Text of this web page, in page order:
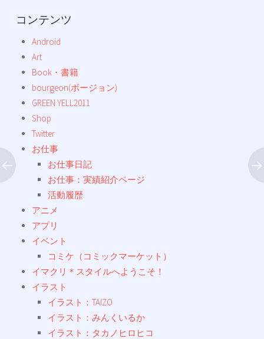
コンテンツ
Android
Art
Book・書籍
bourgeon(ボージョン)
GREEN YELL2011
Shop
Twitter
お仕事
お仕事日記
お仕事：実績紹介ページ
活動履歴
アニメ
アプリ
イベント
コミケ（コミックマーケット）
イマクリ＊スタイルへようこそ！
イラスト
イラスト：TAIZO
イラスト：みんくいるか
イラスト：タカノヒロヒコ